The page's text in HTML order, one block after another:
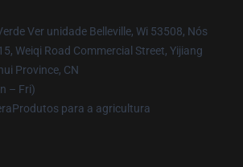
Ver unidade Belleville, Wi 53508, Nós
Weiqi Road Commercial Street, Yijiang
Province, CN
– Fri)
para a agricultura